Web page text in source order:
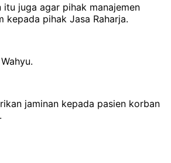
juga agar pihak manajemen
kepada pihak Jasa Raharja.
jaminan kepada pasien korban